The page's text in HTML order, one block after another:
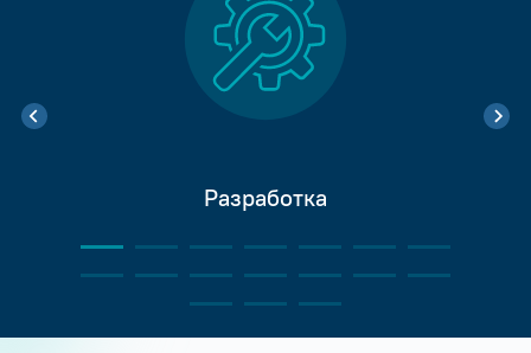
Разработка